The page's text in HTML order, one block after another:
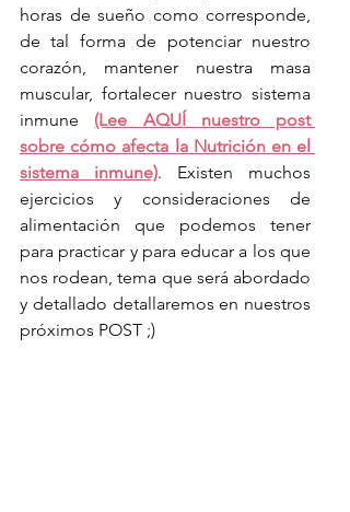
horas de sueño como corresponde,
de tal forma de potenciar nuestro
corazón, mantener nuestra masa
muscular, fortalecer nuestro sistema
inmune (Lee AQUÍ nuestro post
sobre cómo afecta la Nutrición en el
sistema inmune). Existen muchos
ejercicios y consideraciones de
alimentación que podemos tener
para practicar y para educar a los que
nos rodean, tema que será abordado
y detallado detallaremos en nuestros
próximos POST ;)